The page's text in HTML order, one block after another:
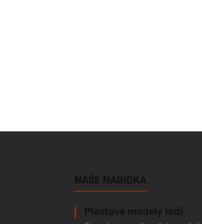
NAŠE NABÍDKA
Plastové modely lodí